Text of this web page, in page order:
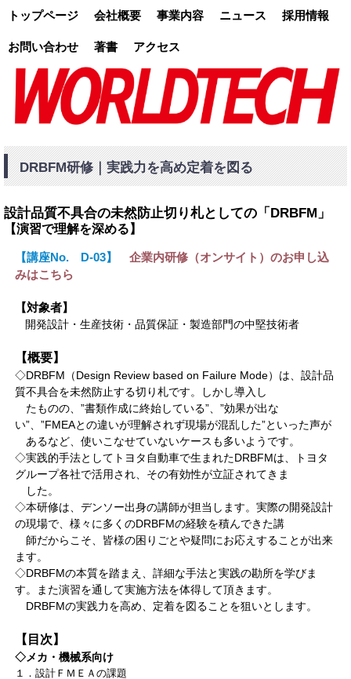
トップページ 会社概要 事業内容 ニュース 採用情報
お問い合わせ 著書 アクセス
DRBFM研修｜実践力を高め定着を図る
設計品質不具合の未然防止切り札としての「DRBFM」
【演習で理解を深める】
【講座No. D-03】
企業内研修（オンサイト）のお申し込
みはこちら
【対象者】
開発設計・生産技術・品質保証・製造部門の中堅技術者
【概要】
◇DRBFM（Design Review based on Failure Mode）は、設計品
質不具合を未然防止する切り札です。しかし導入し
たものの、”書類作成に終始している”、”効果が出な
い”、”FMEAとの違いが理解されず現場が混乱した”といった声が
あるなど、使いこなせていないケースも多いようです。
◇実践的手法としてトヨタ自動車で生まれたDRBFMは、トヨタ
グループ各社で活用され、その有効性が立証されてきま
した。
◇本研修は、デンソー出身の講師が担当します。実際の開発設計
の現場で、様々に多くのDRBFMの経験を積んできた講
師だからこそ、皆様の困りごとや疑問にお応えすることが出来
ます。
◇DRBFMの本質を踏まえ、詳細な手法と実践の勘所を学びま
す。また演習を通して実施方法を体得して頂きます。
DRBFMの実践力を高め、定着を図ることを狙いとします。
【目次】
◇メカ・機械系向け
１．設計ＦＭＥＡの課題